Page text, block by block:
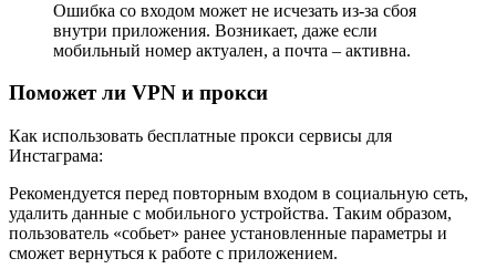
Ошибка со входом может не исчезать из-за сбоя
внутри приложения. Возникает, даже если
мобильный номер актуален, а почта – активна.
Поможет ли VPN и прокси
Как использовать бесплатные прокси сервисы для
Инстаграма:
Рекомендуется перед повторным входом в социальную сеть,
удалить данные с мобильного устройства. Таким образом,
пользователь «собьет» ранее установленные параметры и
сможет вернуться к работе с приложением.